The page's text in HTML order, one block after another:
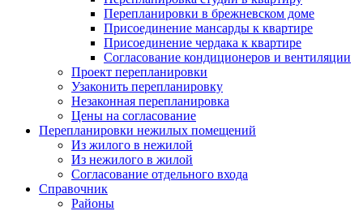
Перепланировки в брежневском доме
Присоединение мансарды к квартире
Присоединение чердака к квартире
Согласование кондиционеров и вентиляции
Проект перепланировки
Узаконить перепланировку
Незаконная перепланировка
Цены на согласование
Перепланировки нежилых помещений
Из жилого в нежилой
Из нежилого в жилой
Согласование отдельного входа
Справочник
Районы